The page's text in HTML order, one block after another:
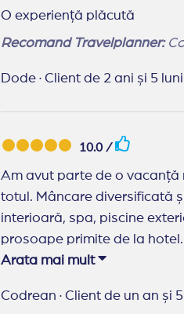
O experiență plăcută
Recomand Travelplanner:
Dode · Client de 2 ani și 5 luni
10.0 /
Am avut parte de o vacanță minunată, hotelul e
totul. Mâncare diversificată
interioară, spa, piscine
prosoape primite de la hotel. Nisip fin și intrare lină în
încredere acest hotel, chiar
Recomand Travelplanner:
Arata mai mult
Codrean · Client de un an și